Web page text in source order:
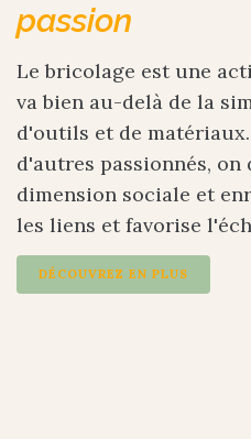
passion
Le bricolage est une
va bien au-delà de la
d'outils et de
d'autres passionnés, on
dimension sociale et
les liens et favorise
DÉCOUVREZ EN PLUS